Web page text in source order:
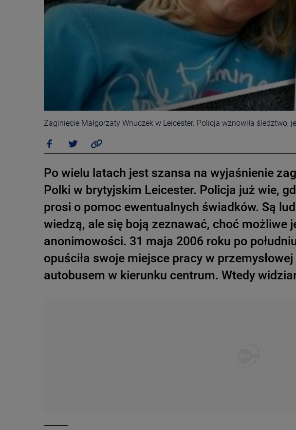
Zaginięcie Małgorzaty Wnuczek w Leicester. Policja wznowiła śledztwo,
Po wielu latach jest szansa na wyjaśnienie
Polki w brytyjskim Leicester. Policja już wie,
prosi o pomoc ewentualnych świadków. Są
wiedzą, ale się boją zeznawać, choć możliwe
anonimowości. 31 maja 2006 roku po
opuściła swoje miejsce pracy w
autobusem w kierunku centrum. Wtedy